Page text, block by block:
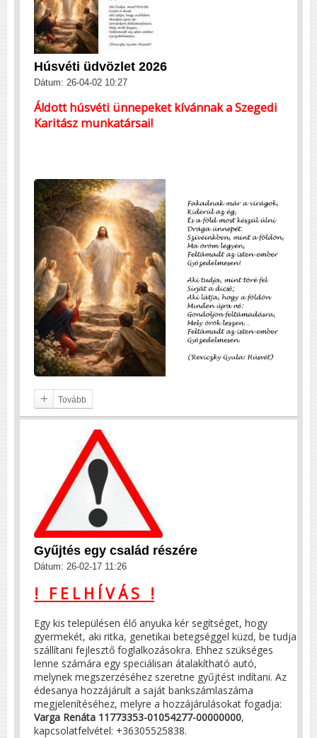
Húsvéti üdvözlet 2026
Dátum: 26-04-02 10:27
Áldott húsvéti ünnepeket kívánnak a Szegedi
Karitász munkatársai!
Tovább
Gyűjtés egy család részére
Dátum: 26-02-17 11:26
! F E L H Í V Á S !
Egy kis településen élő anyuka kér segítséget, hogy
gyermekét, aki ritka, genetikai betegséggel küzd, be tudja
szállítani fejlesztő foglalkozásokra. Ehhez szükséges
lenne számára egy speciálisan átalakítható autó,
melynek megszerzéséhez szeretne gyűjtést indítani. Az
édesanya hozzájárult a saját bankszámlaszáma
megjelenítéséhez, melyre a hozzájárulásokat fogadja:
Varga Renáta 11773353-01054277-00000000,
kapcsolatfelvétel: +36305525838.